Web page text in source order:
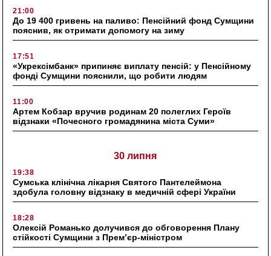
21:00
До 19 400 гривень на паливо: Пенсійний фонд Сумщини
пояснив, як отримати допомогу на зиму
17:51
«Укрексімбанк» припиняє виплату пенсій: у Пенсійному
фонді Сумщини пояснили, що робити людям
11:00
Артем Кобзар вручив родинам 20 полеглих Героїв
відзнаки «Почесного громадянина міста Суми»
30 липня
19:38
Сумська клінічна лікарня Святого Пантелеймона
здобула головну відзнаку в медичній сфері України
18:28
Олексій Романько долучився до обговорення Плану
стійкості Сумщини з Прем’єр-міністром